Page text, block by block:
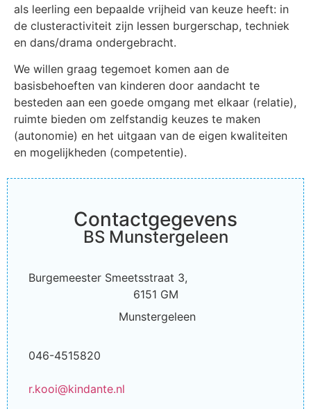
als leerling een bepaalde vrijheid van keuze heeft: in
de clusteractiviteit zijn lessen burgerschap, techniek
en dans/drama ondergebracht.
We willen graag tegemoet komen aan de
basisbehoeften van kinderen door aandacht te
besteden aan een goede omgang met elkaar (relatie),
ruimte bieden om zelfstandig keuzes te maken
(autonomie) en het uitgaan van de eigen kwaliteiten
en mogelijkheden (competentie).
Contactgegevens
BS Munstergeleen
Burgemeester Smeetsstraat 3,
6151 GM
Munstergeleen
046-4515820
r.kooi@kindante.nl